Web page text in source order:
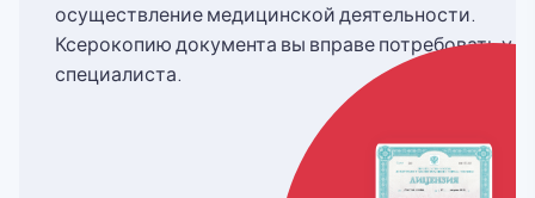
осуществление медицинской деятельности.
Ксерокопию документа вы вправе потребовать у
специалиста.